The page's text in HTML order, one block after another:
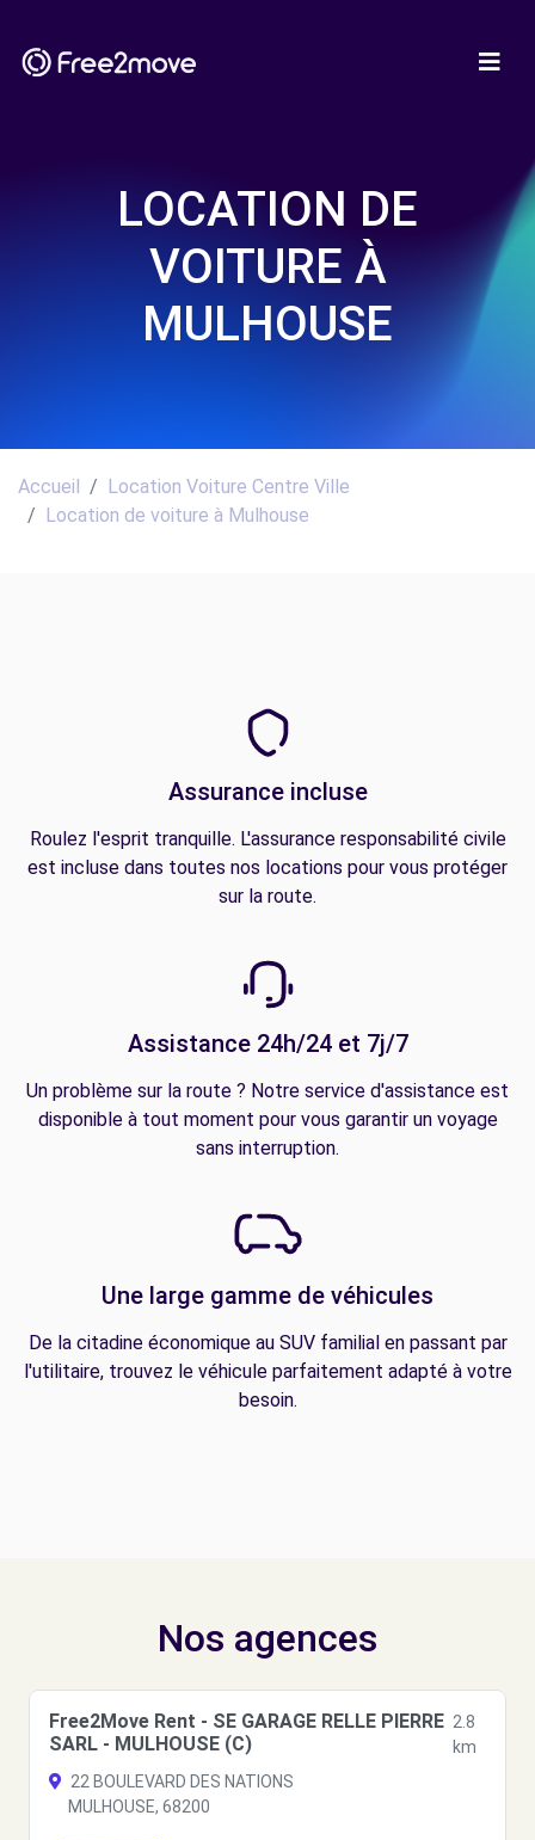
LOCATION DE
VOITURE À
MULHOUSE
Accueil
Location Voiture Centre Ville
Location de voiture à Mulhouse
Assurance incluse
Roulez l'esprit tranquille. L'assurance responsabilité civile
est incluse dans toutes nos locations pour vous protéger
sur la route.
Assistance 24h/24 et 7j/7
Un problème sur la route ? Notre service d'assistance est
disponible à tout moment pour vous garantir un voyage
sans interruption.
Une large gamme de véhicules
De la citadine économique au SUV familial en passant par
l'utilitaire, trouvez le véhicule parfaitement adapté à votre
besoin.
Nos agences
Free2Move Rent - SE GARAGE RELLE PIERRE
SARL - MULHOUSE (C)
2.8
km
22 BOULEVARD DES NATIONS
MULHOUSE, 68200